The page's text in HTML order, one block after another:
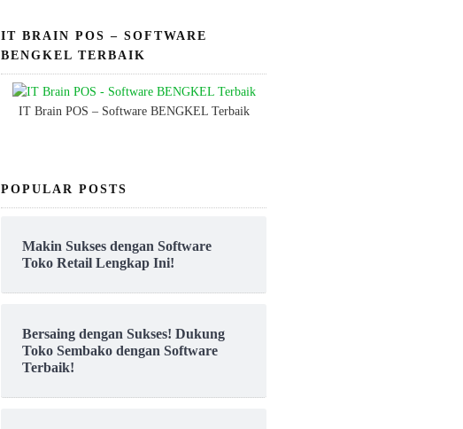
IT BRAIN POS – SOFTWARE
BENGKEL TERBAIK
IT Brain POS – Software BENGKEL Terbaik
POPULAR POSTS
Makin Sukses dengan Software
Toko Retail Lengkap Ini!
Bersaing dengan Sukses! Dukung
Toko Sembako dengan Software
Terbaik!